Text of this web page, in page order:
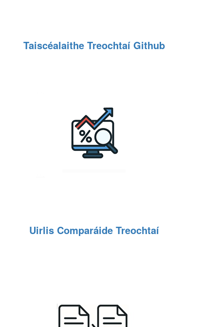
Taiscéalaithe Treochtaí Github
Uirlis Comparáide Treochtaí